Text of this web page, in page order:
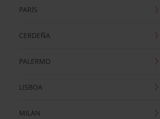
PARÍS
CERDEÑA
PALERMO
LISBOA
MILAN